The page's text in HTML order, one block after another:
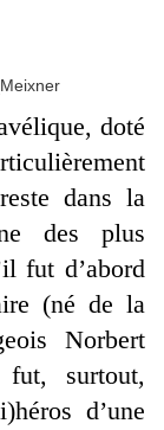
doté
dans la
des plus
fut d’abord
(né de la
Norbert
fut, surtout,
d’une